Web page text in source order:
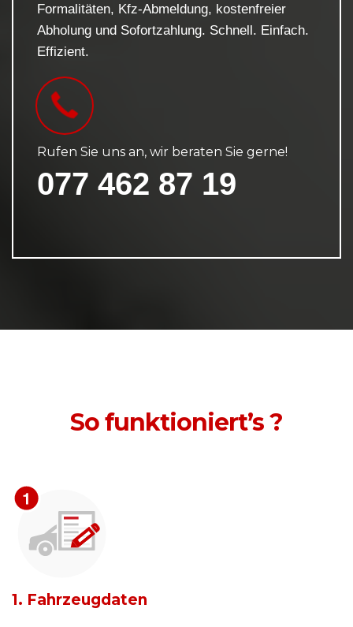
Formalitäten, Kfz-Abmeldung, kostenfreier
Abholung und Sofortzahlung. Schnell. Einfach.
Effizient.
Rufen Sie uns an, wir beraten Sie gerne!
077 462 87 19
So funktioniert’s ?
1. Fahrzeugdaten